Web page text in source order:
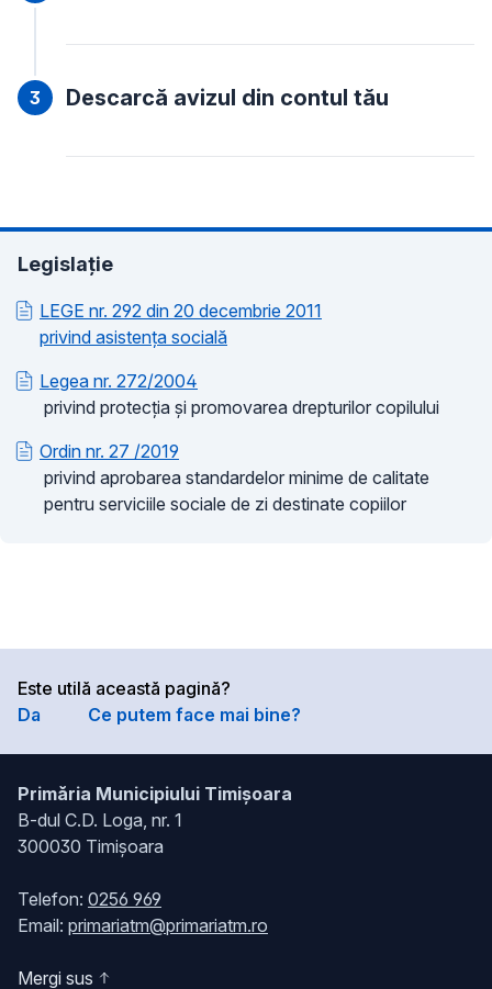
Descarcă avizul din contul tău
Legislație
LEGE nr. 292 din 20 decembrie 2011
privind asistența socială
Legea nr. 272/2004
privind protecția și promovarea drepturilor copilului
Ordin nr. 27 /2019
privind aprobarea standardelor minime de calitate
pentru serviciile sociale de zi destinate copiilor
Este utilă această pagină?
Da
Ce putem face mai bine?
Primăria Municipiului Timișoara
B-dul C.D. Loga, nr. 1
300030 Timișoara
Telefon: 0256 969
Email: primariatm@primariatm.ro
Mergi sus